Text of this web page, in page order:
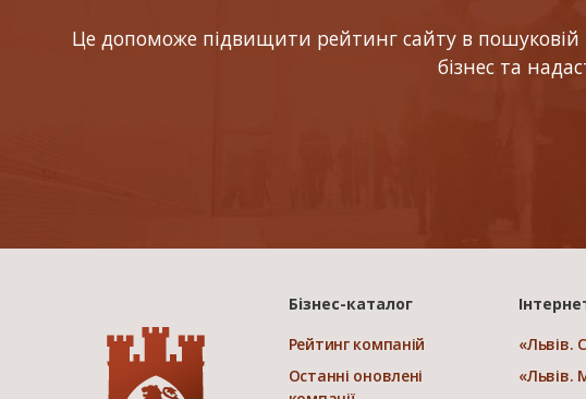
Це допоможе підвищити рейтинг сайту в пошуковій
бізнес та
Бізнес-каталог
Рейтинг компаній
Останні оновлені
«Львів.
«Львів.